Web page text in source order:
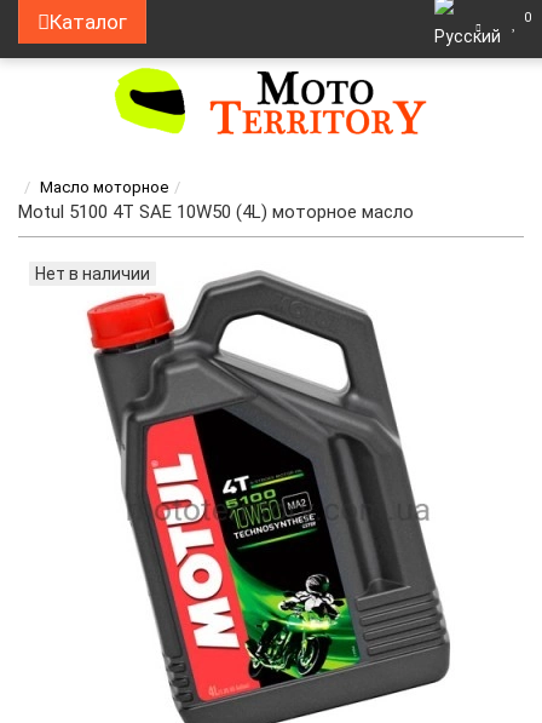
Каталог 0
Масло моторное
Motul 5100 4T SAE 10W50 (4L) моторное масло
Нет в наличии